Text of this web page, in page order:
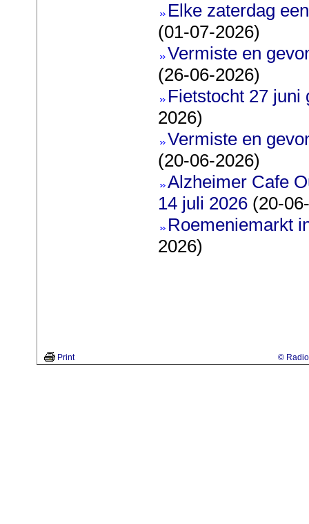
Elke zaterdag
(01-07-2026)
Vermiste en
(26-06-2026)
Fietstocht 27 juni
2026)
Vermiste en
(20-06-2026)
Alzheimer Cafe
14 juli 2026 (20-
Roemeniemarkt
2026)
Print ©